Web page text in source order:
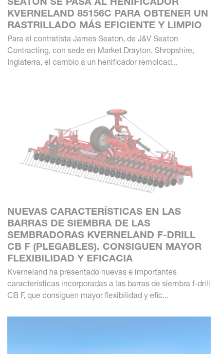
KVERNELAND 85156C PARA OBTENER UN
RASTRILLADO MÁS EFICIENTE Y LIMPIO
Para el contratista James Seaton, de J&V Seaton
Contracting, con sede en Market Drayton, Shropshire,
Inglaterra, el cambio a un henificador remolcad...
NUEVAS CARACTERÍSTICAS EN LAS
BARRAS DE SIEMBRA DE LAS
SEMBRADORAS KVERNELAND F-DRILL
CB F (PLEGABLES). CONSIGUEN MAYOR
FLEXIBILIDAD Y EFICACIA
Kverneland ha presentado nuevas e importantes
características incorporadas a las barras de siembra f-drill
CB F, que consiguen mayor flexibilidad y efic...